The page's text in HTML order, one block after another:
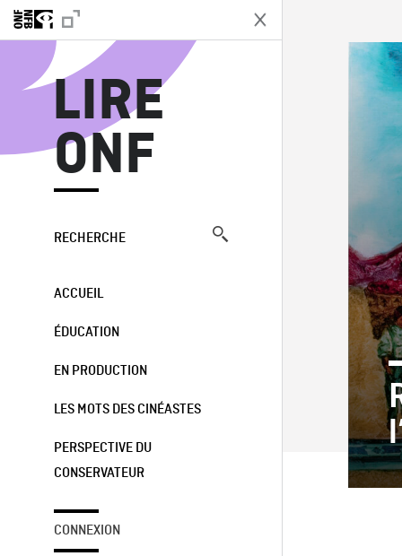
LIRE
ONF
RECHERCHE
ACCUEIL
ÉDUCATION
EN PRODUCTION
LES MOTS DES CINÉASTES
PERSPECTIVE DU
CONSERVATEUR
CONNEXION